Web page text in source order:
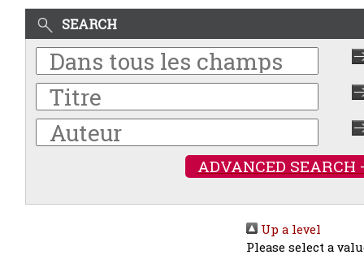
SEARCH
ADVANCED SEARCH
Up a level
Please select a